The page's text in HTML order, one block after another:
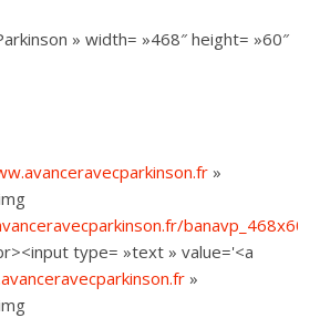
» width= »468″ height= »60″
»
type= »text » value='<a
»